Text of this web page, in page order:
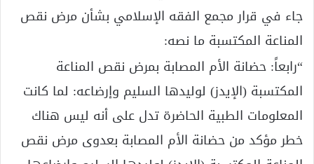
جاء في قرار مجمع الفقه الإسلامي بشأن مرض نقص
المناعة المكتسبة ما نصه:
“رابعاً: حضانة الأم المصابة بمرض نقص المناعة
المكتسبة (الإيدز) لوليدها السليم وإرضاعه: لما كانت
المعلومات الطبية الحاضرة تدل على أنه ليس هناك
خطر مؤكد من حضانة الأم المصابة بعدوى مرض نقص